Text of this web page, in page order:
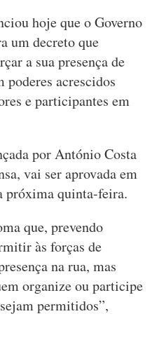
hoje que o Governo
um decreto que
a sua presença de
poderes acrescidos
e participantes em
por António Costa
vai ser aprovada em
próxima quinta-feira.
que, prevendo
às forças de
na rua, mas
organize ou participe
permitidos”,